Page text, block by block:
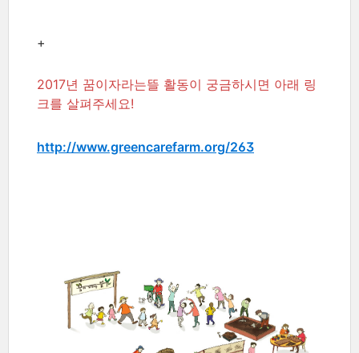
+
2017년 꿈이자라는뜰 활동이 궁금하시면 아래 링
크를 살펴주세요!
http://www.greencarefarm.org/263